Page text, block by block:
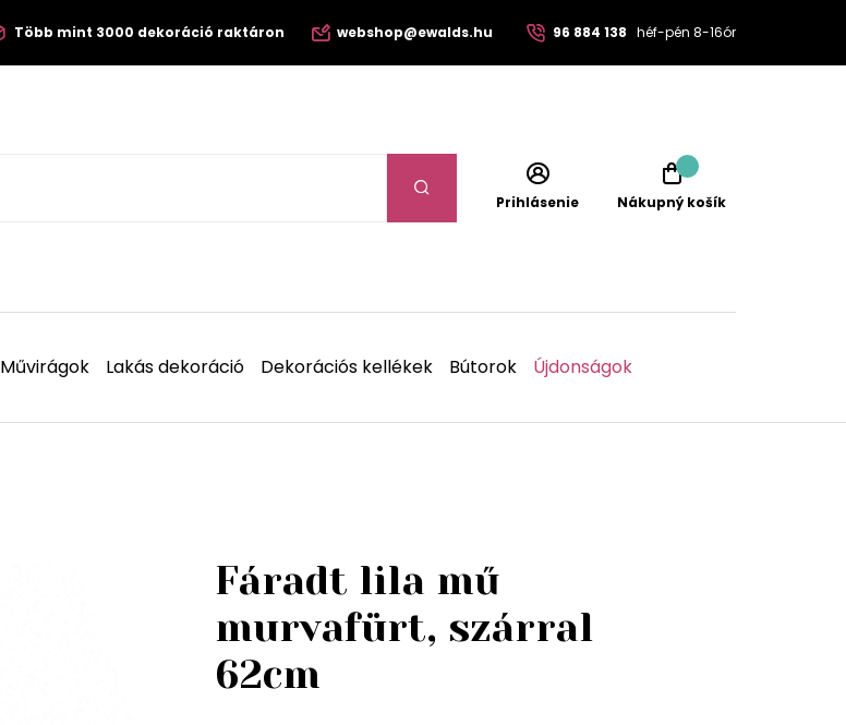
Több mint 3000 dekoráció raktáron webshop@ewalds.hu 96 884 138 héf-pén 8-16ór
Prihlásenie Nákupný košík
Művirágok Lakás dekoráció Dekorációs kellékek Bútorok Újdonságok
Fáradt lila mű
murvafürt, szárral
62cm